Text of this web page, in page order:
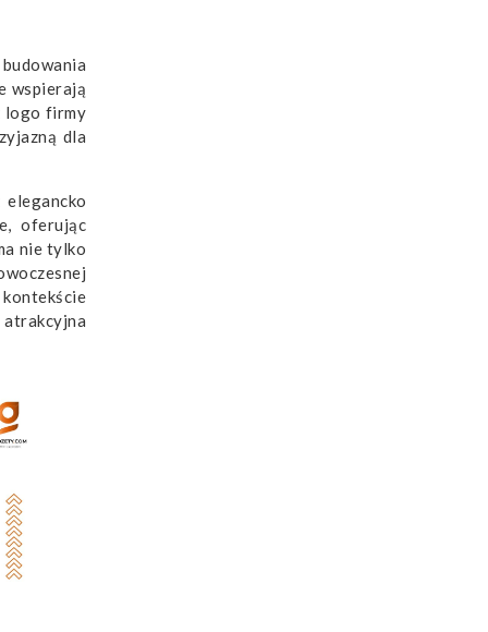
wspierają
logo firmy
dla
oferując
nie tylko